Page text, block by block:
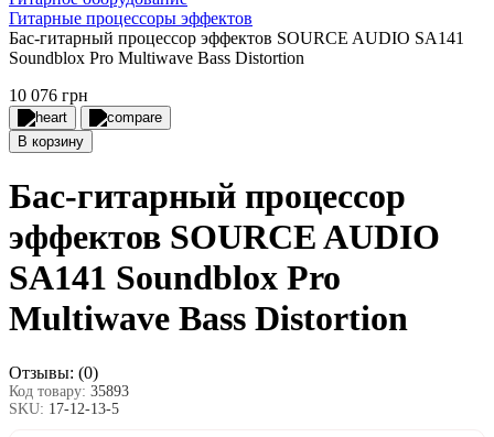
Гитарные процессоры эффектов
Бас-гитарный процессор эффектов SOURCE AUDIO SA141
Soundblox Pro Multiwave Bass Distortion
10 076 грн
В корзину
Бас-гитарный процессор
эффектов SOURCE AUDIO
SA141 Soundblox Pro
Multiwave Bass Distortion
Отзывы: (0)
Код товару: 35893
SKU: 17-12-13-5